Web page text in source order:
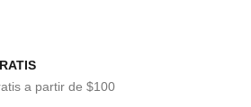
a partir de $100